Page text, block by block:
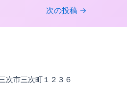
次の投稿 →
次市三次町１２３６